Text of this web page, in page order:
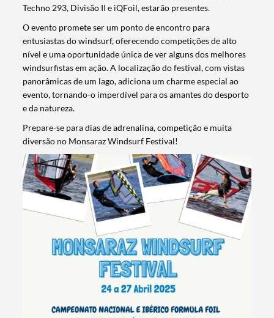
Techno 293, Divisão II e iQFoil, estarão presentes.
O evento promete ser um ponto de encontro para
entusiastas do windsurf, oferecendo competições de alto
nível e uma oportunidade única de ver alguns dos melhores
windsurfistas em ação. A localização do festival, com vistas
panorâmicas de um lago, adiciona um charme especial ao
evento, tornando-o imperdível para os amantes do desporto
e da natureza.
Prepare-se para dias de adrenalina, competição e muita
diversão no Monsaraz Windsurf Festival!